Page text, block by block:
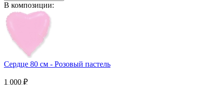
В композиции:
Сердце 80 см - Розовый пастель
1 000 ₽